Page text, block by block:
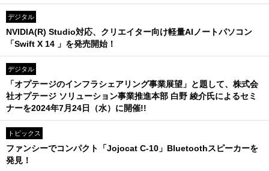
デジタル
NVIDIA(R) Studio対応、クリエイター向け軽量AIノートパソコン
「Swift X 14 」を発売開始！
デジタル
「オプテージのインフラシェアリング事業展望」と題して、株式会
社オプテージ ソリューション事業推進本部 白野 綾介氏によるセミ
ナーを2024年7月24日（水）に開催!!
トピックス
ファンシーでコンパクト「Jojocat C-10」Bluetoothスピーカーを
発見！